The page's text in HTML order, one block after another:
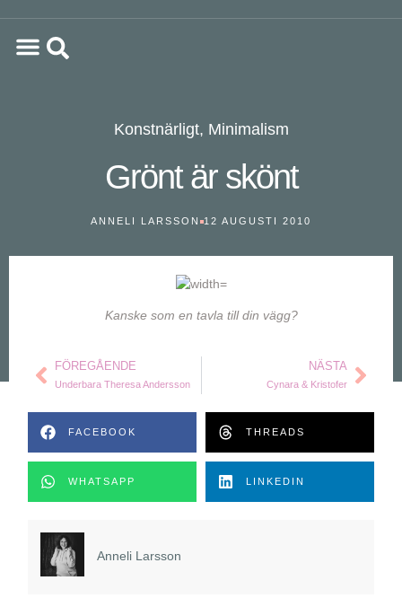
Konstnärligt, Minimalism
Grönt är skönt
ANNELI LARSSON 12 AUGUSTI 2010
Kanske som en tavla till din vägg?
FÖREGÅENDE
Underbara Theresa Andersson
NÄSTA
Cynara & Kristofer
FACEBOOK THREADS
WHATSAPP LINKEDIN
Anneli Larsson